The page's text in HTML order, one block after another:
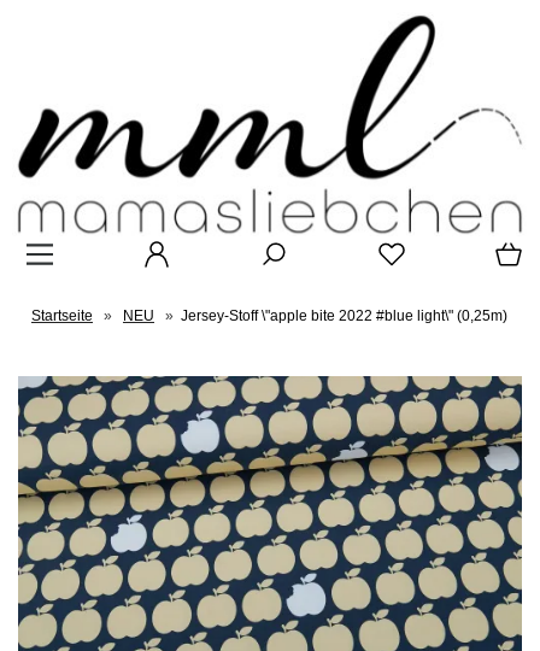
Startseite » NEU » Jersey-Stoff \"apple bite 2022 #blue light\" (0,25m)